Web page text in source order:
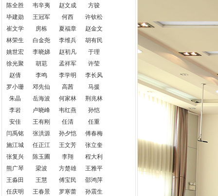
陈全胜
韦辛夷 赵文成
方骏
毕建勋
王冠军 何西
许钦松
崔文学
房栋 夏福章
赵金文
林荣生
白金尧 李维兵
胡有民
姚世宏
李晓娣 赵初凡
于理
徐光聚
胡苨 孟祥军
许莹
赵倩
李鸣 李学明
李长风
罗小珊
邓先仙 高茜
马援
朱晶
岳海波 何家林
荆兆林
李岩
卢晓峰 韦红燕
孙恺
安佳
王有刚 任清
任重
闫禹铭
张洪源 孙夕恺
傅春梅
施江城
任正江 王文芳
张立奎
张复兴
陈玉圃 李翔
程大利
熊广琴
梁波 方楚雄
王雅平
王淼田
王慧 傅宝民
邵鸿萍
任庆明
王春景 罗寒蕾
孙震生